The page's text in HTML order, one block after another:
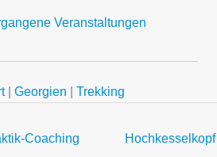
Veranstaltungen
| Georgien Trekking
Coaching
Hochkesselkopf